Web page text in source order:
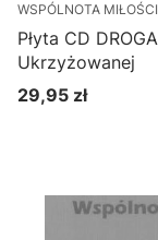
WSPÓLNOTA
Płyta CD
Ukrzyżowanej
Cena
29,95 zł